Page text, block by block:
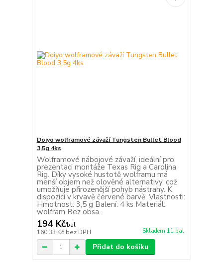
Doiyo wolframové závaží Tungsten Bullet Blood
3,5g 4ks
Wolframové nábojové závaží, ideální pro
prezentaci montáže Texas Rig a Carolina
Rig. Díky vysoké hustotě wolframu má
menší objem než olověné alternativy, což
umožňuje přirozenější pohyb nástrahy. K
dispozici v krvavě červené barvě. Vlastnosti:
Hmotnost: 3,5 g Balení: 4 ks Materiál:
wolfram Bez obsa...
194 Kč/bal
160,33 Kč bez DPH Skladem 11 bal
Přidat do košíku